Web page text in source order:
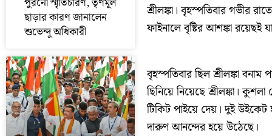
ছাড়ার কারণ জানালেন
শুভেন্দু অধিকারী
শ্রীলঙ্কা। বৃহস্পতিবার গভীর
ফাইনালে বৃষ্টির আশঙ্কা রয়েছই
বৃহস্পতিবার ছিল শ্রীলঙ্কা বনাম
ছিনিয়ে নিয়েছে শ্রীলঙ্কা।
টিকিট পাইয়ে দেয়। দুই উইকেট
দারুণ আনন্দের হয়ে উঠেছে।